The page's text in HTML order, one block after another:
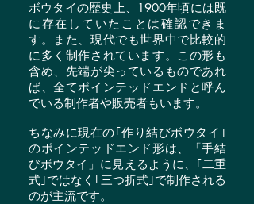
ボウタイの歴史上、1900年頃には既
に存在していたことは確認できま
す。また、現代でも世界中で比較的
に多く制作されています。この形も
含め、先端が尖っているものであれ
ば、全てポインテッドエンドと呼ん
でいる制作者や販売者もいます。
ちなみに現在の｢作り結びボウタイ｣
のポインテッドエンド形は、「手結
びボウタイ」に見えるように、｢二重
式｣ではなく｢三つ折式｣で制作される
のが主流です。